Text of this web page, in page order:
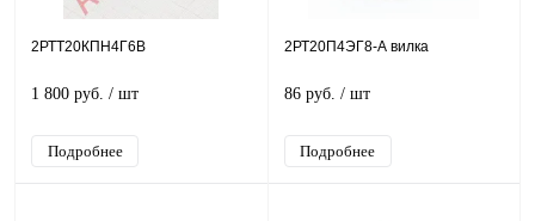
2РТТ20КПН4Г6В
1 800 руб. / шт
Подробнее
2РТ20П4ЭГ8-А вилка
86 руб. / шт
Подробнее